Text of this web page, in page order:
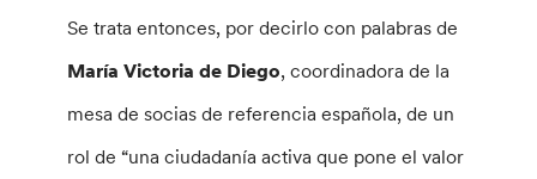
Se trata entonces, por decirlo con palabras de
María Victoria de Diego, coordinadora de la
mesa de socias de referencia española, de un
rol de “una ciudadanía activa que pone el valor